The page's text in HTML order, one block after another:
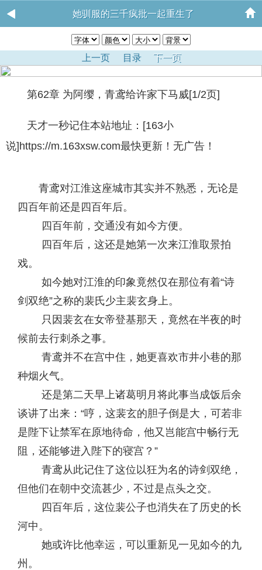
她驯服的三千疯批一起重生了
上一页 目录 下一页
第62章 为阿缨，青鸢给许家下马威[1/2页]
天才一秒记住本站地址：[163小
说]https://m.163xsw.com最快更新！无广告！
青鸢对江淮这座城市其实并不熟悉，无论是
四百年前还是四百年后。
四百年前，交通没有如今方便。
四百年后，这还是她第一次来江淮取景拍
戏。
如今她对江淮的印象竟然仅在那位有着“诗
剑双绝”之称的裴氏少主裴玄身上。
只因裴玄在女帝登基那天，竟然在半夜的时
候前去行刺杀之事。
青鸢并不在宫中住，她更喜欢市井小巷的那
种烟火气。
还是第二天早上诸葛明月将此事当成饭后余
谈讲了出来：“哼，这裴玄的胆子倒是大，可若非
是陛下让禁军在原地待命，他又岂能宫中畅行无
阻，还能够进入陛下的寝宫？”
青鸢从此记住了这位以狂为名的诗剑双绝，
但他们在朝中交流甚少，不过是点头之交。
四百年后，这位裴公子也消失在了历史的长
河中。
她或许比他幸运，可以重新见一见如今的九
州。